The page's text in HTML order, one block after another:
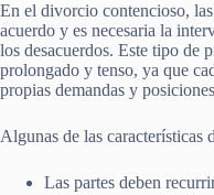
En el divorcio contencioso,
acuerdo y es necesaria la
los desacuerdos. Este tipo de
prolongado y tenso, ya que
propias demandas y
Algunas de las características
Las partes deben